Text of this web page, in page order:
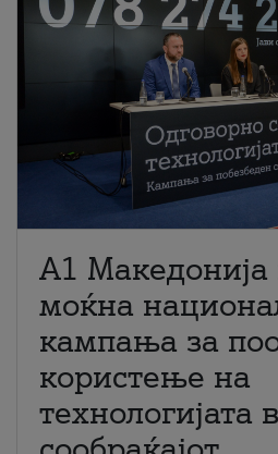
A1 Македонија
моќна
кампања за
користење на
технологијата